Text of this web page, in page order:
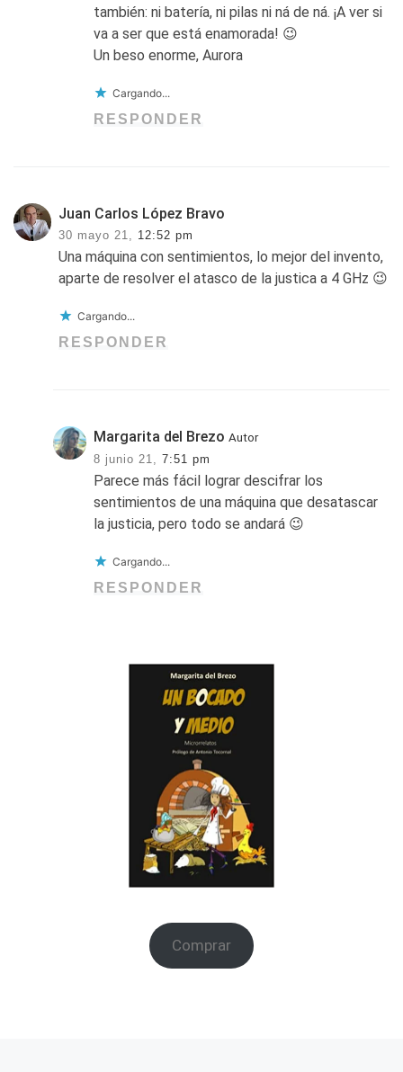
también: ni batería, ni pilas ni ná de ná. ¡A ver si
va a ser que está enamorada! 😉
Un beso enorme, Aurora
Cargando...
RESPONDER
Juan Carlos López Bravo
30 mayo 21, 12:52 pm
Una máquina con sentimientos, lo mejor del invento,
aparte de resolver el atasco de la justica a 4 GHz 😉
Cargando...
RESPONDER
Margarita del Brezo Autor
8 junio 21,
7:51 pm
Parece más fácil lograr descifrar los
sentimientos de una máquina que desatascar
la justicia, pero todo se andará 😉
Cargando...
RESPONDER
Comprar